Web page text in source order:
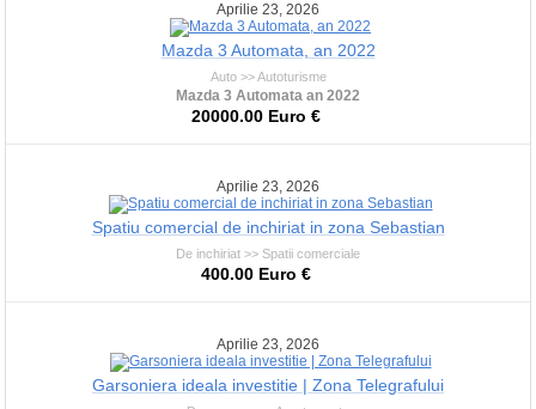
Aprilie 23, 2026
Mazda 3 Automata, an 2022
Auto >> Autoturisme
Mazda 3 Automata an 2022
20000.00 Euro €
Aprilie 23, 2026
Spatiu comercial de inchiriat in zona Sebastian
De inchiriat >> Spatii comerciale
400.00 Euro €
Aprilie 23, 2026
Garsoniera ideala investitie | Zona Telegrafului